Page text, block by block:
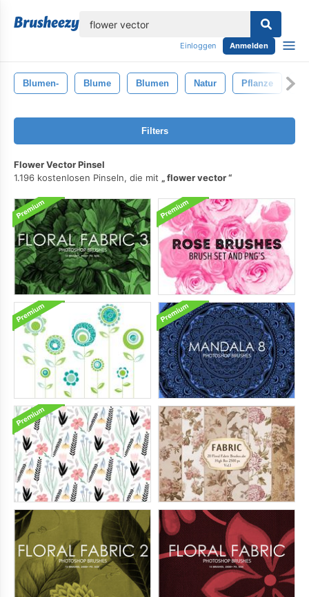
Einloggen Anmelden
Blumen- Blume Blumen Natur Pflanze
Filters
Flower Vector Pinsel
1.196 kostenlosen Pinseln, die mit
flower vector